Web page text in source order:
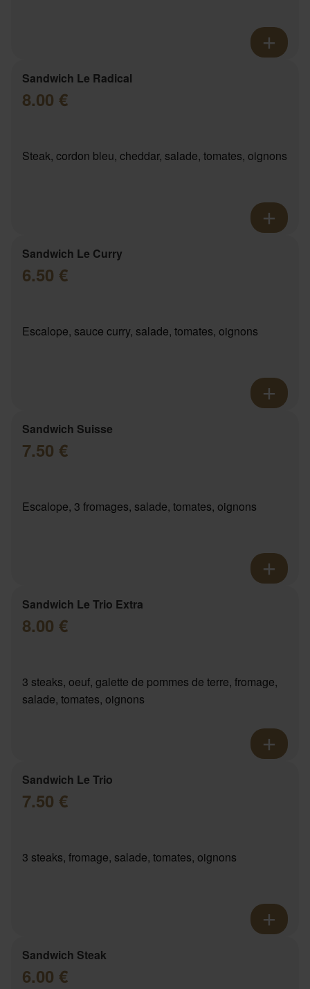
Sandwich Le Radical
8.00 €
Steak, cordon bleu, cheddar, salade, tomates, oignons
Sandwich Le Curry
6.50 €
Escalope, sauce curry, salade, tomates, oignons
Sandwich Suisse
7.50 €
Escalope, 3 fromages, salade, tomates, oignons
Sandwich Le Trio Extra
8.00 €
3 steaks, oeuf, galette de pommes de terre, fromage,
salade, tomates, oignons
Sandwich Le Trio
7.50 €
3 steaks, fromage, salade, tomates, oignons
Sandwich Steak
6.00 €